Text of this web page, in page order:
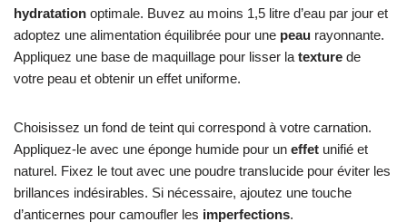
hydratation optimale. Buvez au moins 1,5 litre d’eau par jour et
adoptez une alimentation équilibrée pour une peau rayonnante.
Appliquez une base de maquillage pour lisser la texture de
votre peau et obtenir un effet uniforme.
Choisissez un fond de teint qui correspond à votre carnation.
Appliquez-le avec une éponge humide pour un effet unifié et
naturel. Fixez le tout avec une poudre translucide pour éviter les
brillances indésirables. Si nécessaire, ajoutez une touche
d’anticernes pour camoufler les imperfections.